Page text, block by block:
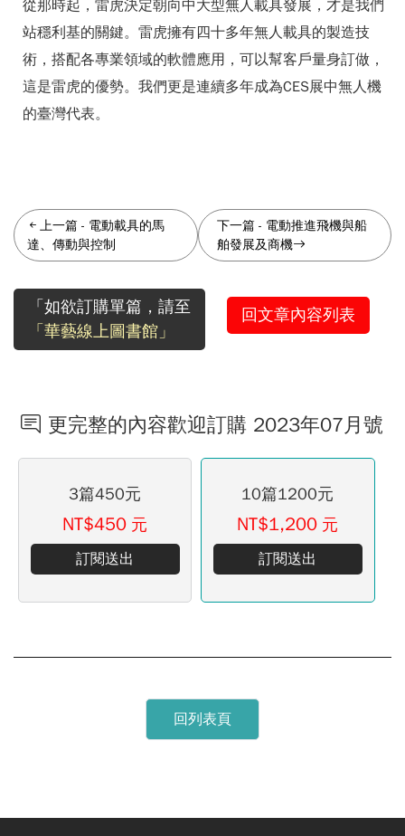
從那時起，雷虎決定朝向中大型無人載具發展，才是我們
站穩利基的關鍵。雷虎擁有四十多年無人載具的製造技
術，搭配各專業領域的軟體應用，可以幫客戶量身訂做，
這是雷虎的優勢。我們更是連續多年成為CES展中無人機
的臺灣代表。
上一篇 - 電動載具的馬
達、傳動與控制
下一篇 - 電動推進飛機與船
舶發展及商機
「如欲訂購單篇，請至
「華藝線上圖書館」
回文章內容列表
更完整的內容歡迎訂購 2023年07月號
3篇450元
NT$450 元
訂閱送出
10篇1200元
NT$1,200 元
訂閱送出
回列表頁